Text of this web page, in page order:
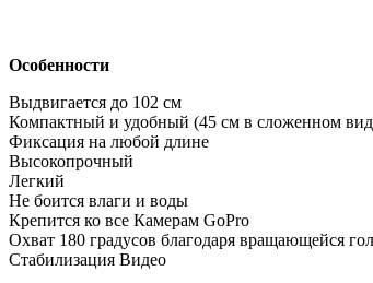
Особенности
Выдвигается до 102 см
Компактный и удобный (45 см в сложенном
Фиксация на любой длине
Высокопрочный
Легкий
Не боится влаги и воды
Крепится ко все Камерам GoPro
Охват 180 градусов благодаря вращающейся
Стабилизация Видео